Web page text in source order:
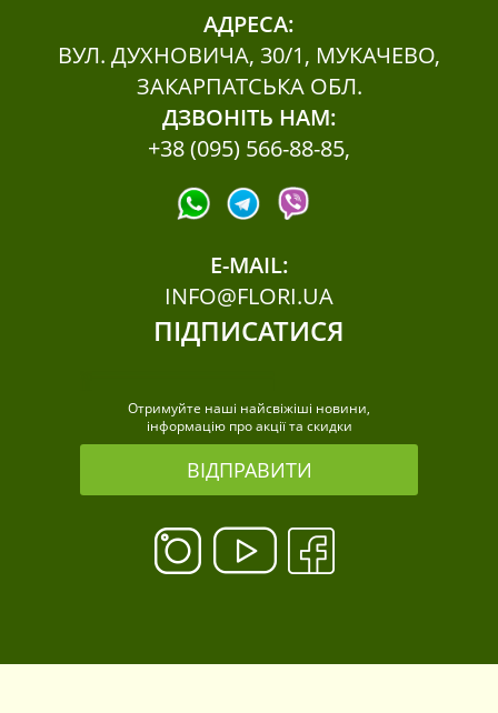
ПІДПИСАТИСЯ
Отримуйте наші найсвіжіші новини,
інформацію про акції та скидки
ВІДПРАВИТИ
АДРЕСА:
ВУЛ. ДУХНОВИЧА, 30/1, МУКАЧЕВО,
ЗАКАРПАТСЬКА ОБЛ.
ДЗВОНІТЬ НАМ:
+38 (095) 566-88-85,
E-MAIL:
INFO@FLORI.UA